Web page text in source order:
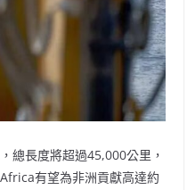
總長度將超過45,000公里，
有望為非洲貢獻高達約